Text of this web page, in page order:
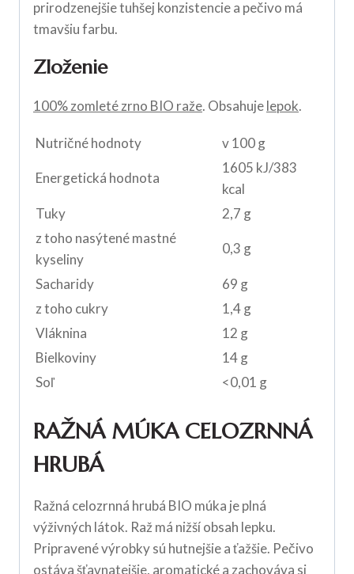
prirodzenejšie tuhšej konzistencie a pečivo má
tmavšiu farbu.
Zloženie
100% zomleté zrno BIO raže. Obsahujelepok.
Nutričné hodnoty v 100 g
Energetická hodnota
1605 kJ/383
kcal
Tuky
2,7 g
z toho nasýtené mastné
kyseliny
0,3 g
Sacharidy
69 g
z toho cukry
1,4 g
Vláknina
12 g
Bielkoviny
14 g
Soľ
<0,01 g
RAŽNÁ MÚKA CELOZRNNÁ
HRUBÁ
Ražná celozrnná hrubá BIO múka je plná
výživných látok. Raž má nižší obsah lepku.
Pripravené výrobky sú hutnejšie a ťažšie. Pečivo
ostáva šťavnatejšie, aromatické a zachováva si